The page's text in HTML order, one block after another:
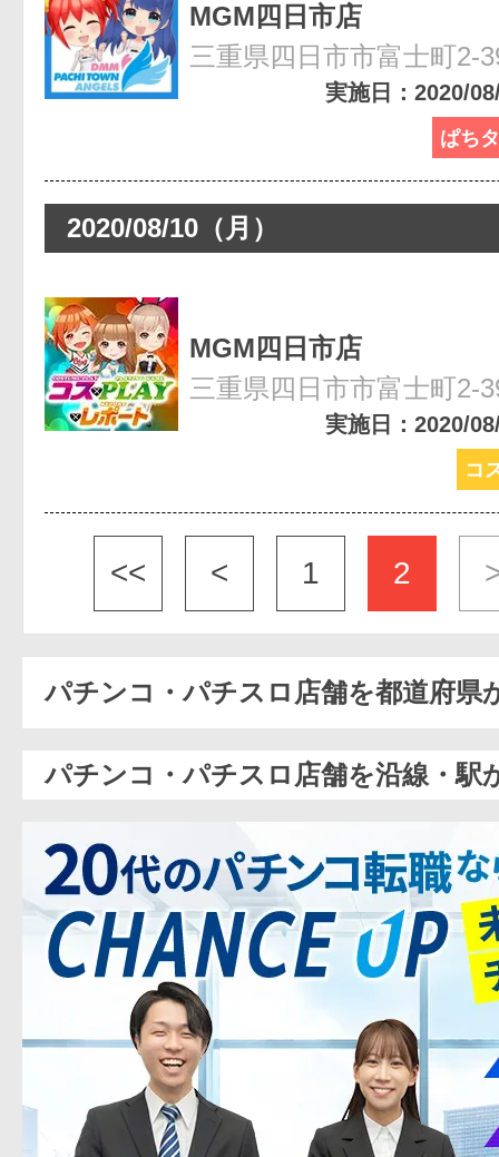
MGM四日市店
三重県四日市市富士町2-
実施日：2020/
ぱち
2020/08/10（月）
MGM四日市店
三重県四日市市富士町2-
実施日：2020/
コ
<< < 1 2
パチンコ・パチスロ店舗を都道府県
パチンコ・パチスロ店舗を沿線・駅